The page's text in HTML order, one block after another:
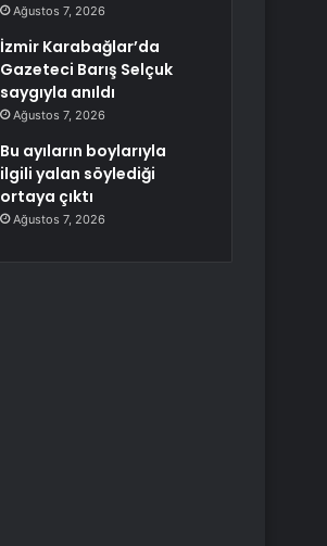
Ağustos 7, 2026
İzmir Karabağlar’da
Gazeteci Barış Selçuk
saygıyla anıldı
Ağustos 7, 2026
Bu ayıların boylarıyla
ilgili yalan söylediği
ortaya çıktı
Ağustos 7, 2026